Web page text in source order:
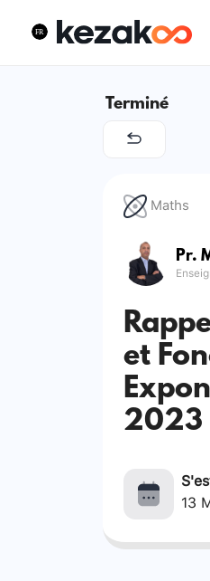
Terminé
Maths
Pr.
et
2023
13